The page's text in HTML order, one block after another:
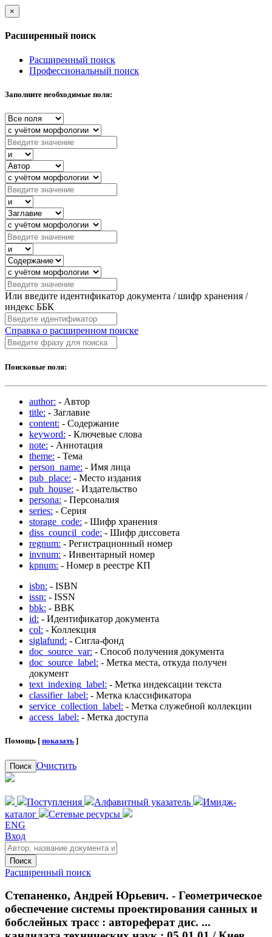
×
Расширенный поиск
Расширенный поиск
Профессиональный поиск
Заполните необходимые поля:
Или введите идентификатор документа / шифр хранения /
индекс ББК
Справка о расширенном поиске
Поисковые поля:
author: - Автор
title: - Заглавие
content: - Содержание
keyword: - Ключевые слова
note: - Аннотация
theme: - Тема
person_name: - Имя лица
pub_place: - Место издания
pub_house: - Издательство
persona: - Персоналия
series: - Серия
storage_code: - Шифр хранения
diss_council_code: - Шифр диссовета
regnum: - Регистрационный номер
invnum: - Инвентарный номер
kpnum: - Номер в реестре КП
isbn: - ISBN
issn: - ISSN
bbk: - BBK
id: - Идентификатор документа
col: - Коллекция
siglafund: - Сигла-фонд
doc_source_var: - Способ получения документа
doc_source_label: - Метка места, откуда получен
документ
text_indexing_label: - Метка индексации текста
classifier_label: - Метка классификатора
service_collection_label: - Метка служебной коллекции
access_label: - Метка доступа
Помощь [ показать ]
Поиск Очистить
Поступления Алфавитный указатель
Имидж-
каталог
Сетевые ресурсы
ENG
Вход
Поиск
Расширенный поиск
Степаненко, Андрей Юрьевич. - Геометрическое
обеспечение системы проектирования санных и
бобслейных трасс : автореферат дис. ...